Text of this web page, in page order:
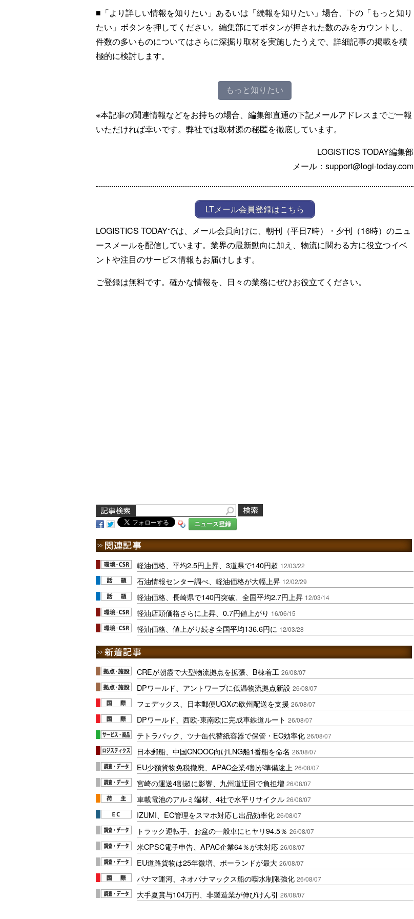
■「より詳しい情報を知りたい」あるいは「続報を知りたい」場合、下の「もっと知り
たい」ボタンを押してください。編集部にてボタンが押された数のみをカウントし、
件数の多いものについてはさらに深掘り取材を実施したうえで、詳細記事の掲載を積
極的に検討します。
もっと知りたい
※本記事の関連情報などをお持ちの場合、編集部直通の下記メールアドレスまでご一報
いただければ幸いです。弊社では取材源の秘匿を徹底しています。
LOGISTICS TODAY編集部
メール：support@logi-today.com
LTメール会員登録はこちら
LOGISTICS TODAYでは、メール会員向けに、朝刊（平日7時）・夕刊（16時）のニュ
ースメールを配信しています。業界の最新動向に加え、物流に関わる方に役立つイベ
ントや注目のサービス情報もお届けします。
ご登録は無料です。確かな情報を、日々の業務にぜひお役立てください。
ニュース登録
軽油価格、平均2.5円上昇、3道県で140円超 12/03/22
石油情報センター調べ、軽油価格が大幅上昇 12/02/29
軽油価格、長崎県で140円突破、全国平均2.7円上昇 12/03/14
軽油店頭価格さらに上昇、0.7円値上がり 16/06/15
軽油価格、値上がり続き全国平均136.6円に 12/03/28
CREが朝霞で大型物流拠点を拡張、B棟着工 26/08/07
DPワールド、アントワープに低温物流拠点新設 26/08/07
フェデックス、日本郵便UGXの欧州配送を支援 26/08/07
DPワールド、西欧-東南欧に完成車鉄道ルート 26/08/07
テトラパック、ツナ缶代替紙容器で保管・EC効率化 26/08/07
日本郵船、中国CNOOC向けLNG船1番船を命名 26/08/07
EU少額貨物免税撤廃、APAC企業4割が準備途上 26/08/07
宮崎の運送4割超に影響、九州道迂回で負担増 26/08/07
車載電池のアルミ端材、4社で水平リサイクル 26/08/07
IZUMI、EC管理をスマホ対応し出品効率化 26/08/07
トラック運転手、お盆の一般車にヒヤリ94.5％ 26/08/07
米CPSC電子申告、APAC企業64％が未対応 26/08/07
EU道路貨物は25年微増、ポーランドが最大 26/08/07
パナマ運河、ネオパナマックス船の喫水制限強化 26/08/07
大手夏賞与104万円、非製造業が伸びけん引 26/08/07